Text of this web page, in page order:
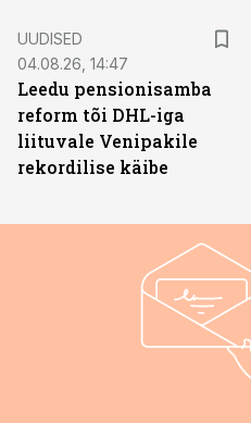
UUDISED
04.08.26, 14:47
Leedu pensionisamba
reform tõi DHL-iga
liituvale Venipakile
rekordilise käibe